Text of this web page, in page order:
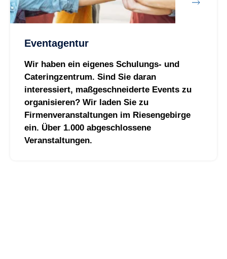
Eventagentur
Wir haben ein eigenes Schulungs- und
Cateringzentrum. Sind Sie daran
interessiert, maßgeschneiderte Events zu
organisieren? Wir laden Sie zu
Firmenveranstaltungen im Riesengebirge
ein. Über 1.000 abgeschlossene
Veranstaltungen.